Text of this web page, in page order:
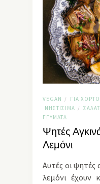
VEGAN / ΓΙΑ
ΝΗΣΤΊΣΙΜΑ /
ΓΕΎΜΑΤΑ
Ψητές
Λεμόνι
Αυτές οι ψητές
λεμόνι έχουν